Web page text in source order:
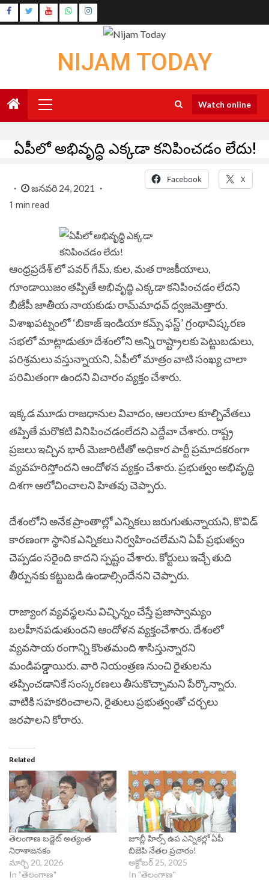
Skip
to
Instagram
NIJAM TODAY
Menu
Watch online
ఏపీలో అభివృద్ధి ఎక్కడా కనిపించడం లేదు!
జనవరి 24, 2021
1 min read
Facebook X
ఆంధ్రప్రదేశ్ లో పవర్‌ గేమ్‌, కుల, మత రాజకీయాలు,
గూండాయిజం తప్పితే అభివృద్ధి ఎక్కడా కనిపించడం లేదని
బీజేపీ జాతీయ నాయకుడు రామ్‌మాధవ్‌ ధ్వజమెత్తారు.
విశాఖపట్నంలో ‘బికాజ్‌ ఇండియా కమ్స్‌ ఫస్ట్‌’ గ్రంథావిష్కరణ
సభలో మాట్లాడుతూ దేశంలోని అన్ని రాష్ట్రాలకు పెట్టుబడులు,
పరిశ్రమలు వస్తున్నాయని, ఏపీలో మాత్రం వాటి సంఖ్య చాలా
పరిమితంగా ఉందని విచారం వ్యక్తం చేశారు.
ఇక్కడ మూడు రాజధానుల వివాదం, ఆలయాల కూల్చివేతలు
తప్పితే మరొకటి వినిపించడంలేదని ఎద్దేవా చేశారు. రాష్ట్ర
ప్రజలు ఇచ్చిన భారీ మెజారిటీతో అధికార పార్టీ ప్రమాదకరంగా
వ్యవహరిస్తోందని ఆందోళన వ్యక్తం చేశారు. ప్రభుత్వం అభివృద్ధి
దిశగా ఆలోచించాలని హితవు చెప్పారు.
దేశంలోని అనేక ప్రాంతాల్లో ఎన్నికలు జరుగుతున్నాయని, కొవిడ్‌
కారణంగా స్థానిక ఎన్నికలు నిర్వహించలేమని ఏపీ ప్రభుత్వం
చెప్పడం సరైంది కాదని స్పష్టం చేశారు. కోర్టులు ఇచ్చే తుది
తీర్పునకు కట్టుబడి ఉండాల్సిందేనని చెప్పారు.
రాజ్యాంగ వ్యవస్థలను విచ్ఛిన్నం చేస్తే ప్రజాస్వామ్యం
బలహీనపడుతుందని ఆందోళన వ్యక్తంచేశారు. దేశంలో
వ్యవసాయ రంగాన్ని కొంతమంది శాసిస్తున్నారని
మండిపడ్డాయిరు. వారి నియంత్రణ నుంచి రైతులను
తప్పించడానికే సంస్కరణలు తీసుకొచ్చామని పేర్కొన్నారు.
వాటికి సహకరించాలని, రైతులు ప్రభుత్వంతో చర్చలు
జరపాలని కోరారు.
Related
తెలంగాణ బడ్జెట్ అత్యంత
నిరాశాజనకం
మార్చి 20, 2026
In "తెలంగాణ"
జూబ్లీ హిల్స్ ఉప ఎన్నికల్లో ఏపీ
బిజెపి నేతల ప్రచారం!
అక్టోబర్ 25, 2025
In "తెలంగాణ"